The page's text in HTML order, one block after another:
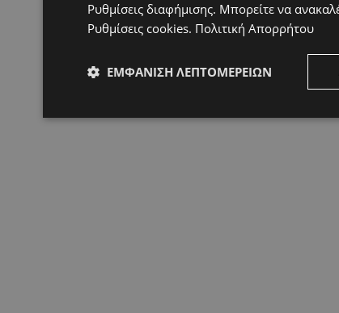
Ρυθμίσεις διαφήμισης. Μπορείτε να
Ρυθμίσεις cookies. Πολιτική Απορρήτου
ΕΜΦΆΝΙΣΗ ΛΕΠΤΟΜΕΡΕΙΏΝ